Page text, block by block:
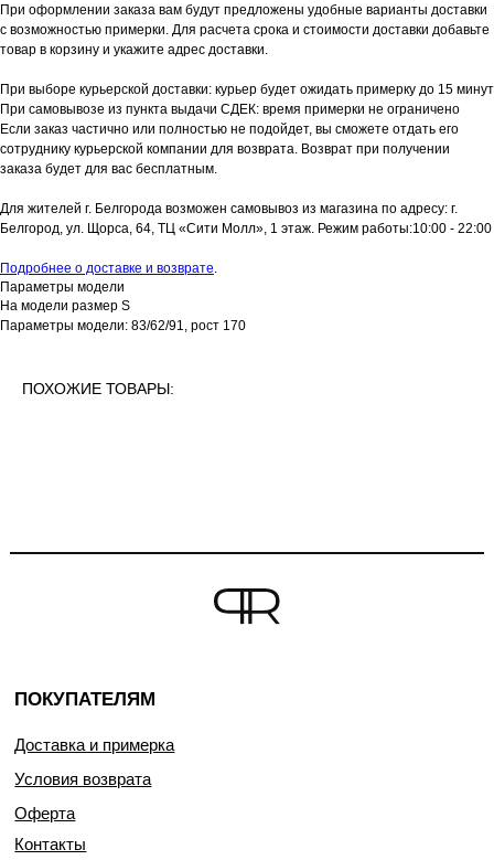
При оформлении заказа вам будут предложены удобные варианты доставки
с возможностью примерки. Для расчета срока и стоимости доставки добавьте
товар в корзину и укажите адрес доставки.
При выборе курьерской доставки: курьер будет ожидать примерку до 15 минут
При самовывозе из пункта выдачи СДЕК: время примерки не ограничено
Если заказ частично или полностью не подойдет, вы сможете отдать его
сотруднику курьерской компании для возврата. Возврат при получении
заказа будет для вас бесплатным.
Для жителей г. Белгорода возможен самовывоз из магазина по адресу: г.
Белгород, ул. Щорса, 64, ТЦ «Сити Молл», 1 этаж. Режим работы:10:00 - 22:00
Подробнее о доставке и возврате.
Параметры модели
На модели размер S
Параметры модели: 83/62/91, рост 170
ПОХОЖИЕ ТОВАРЫ:
ПОКУПАТЕЛЯМ
Доставка и примерка
Условия возврата
Оферта
Контакты